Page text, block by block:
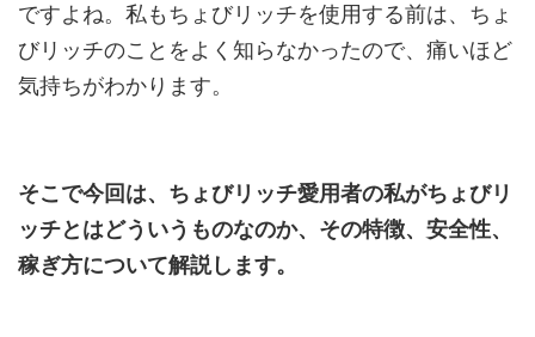
ですよね。私もちょびリッチを使用する前は、ちょ
びリッチのことをよく知らなかったので、痛いほど
気持ちがわかります。
そこで今回は、ちょびリッチ愛用者の私がちょびリ
ッチとはどういうものなのか、その特徴、安全性、
稼ぎ方について解説します。